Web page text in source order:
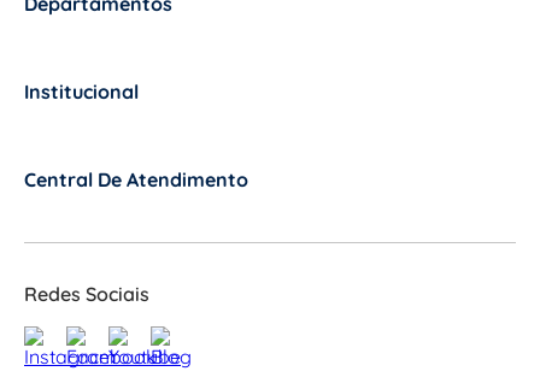
Institucional
Central De Atendimento
Redes Sociais